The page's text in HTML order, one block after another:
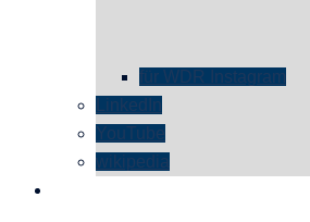
für WDR Instagram
LinkedIn
YouTube
wikipedia